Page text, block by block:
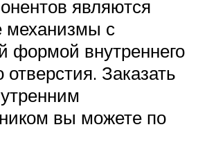
являются
механизмы с
формой внутреннего
отверстия. Заказать
вы можете по